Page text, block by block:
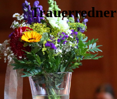
Trauerredner